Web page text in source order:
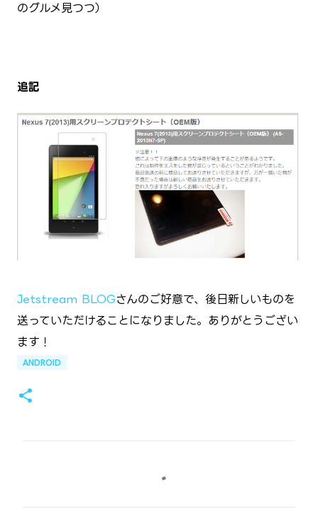
のグルメ見つつ）
追記
Jetstream BLOGさんのご好意で、後日新しいものを
送っていただけることになりました。ありがとうござい
ます！
ANDROID